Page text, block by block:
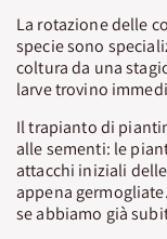
La rotazione delle
specie sono
coltura da una
larve trovino
Il trapianto di
alle sementi: le
attacchi iniziali
appena
se abbiamo già